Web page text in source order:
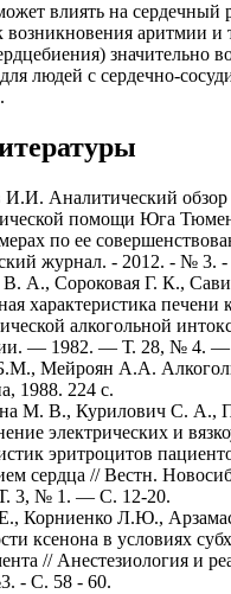
влиять на сердечный
возникновения аритмии и
значительно
для людей с сердечно-
И.И. Аналитический обзор
помощи Юга
по ее
журнал. - 2012. - № 3. -
В. А., Сороковая Г. К.,
характеристика печени
алкогольной
— 1982. — Т. 28, № 4. —
Мейроян А.А.
1988. 224 с.
М. В., Курилович С. А.,
электрических и
эритроцитов
сердца // Вестн.
3, № 1. — С. 12-20.
Корниенко Л.Ю.,
ксенона в условиях
// Анестезиология и
- С. 58 - 60.